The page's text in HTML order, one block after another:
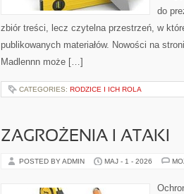
do
zbiór treści, lecz czytelna przestrzeń, w
publikowanych materiałów. Nowości na
Madlennn może […]
CATEGORIES: RODZICE I ICH ROLA
ZAGROŻENIA I ATAKI
POSTED BY ADMIN MAJ - 1 - 2026